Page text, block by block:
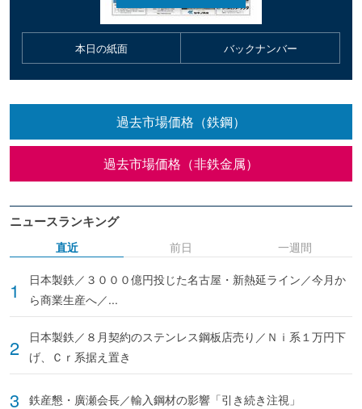
本日の紙面 バックナンバー
過去市場価格（鉄鋼）
過去市場価格（非鉄金属）
ニュースランキング
直近
日本製鉄／３０００億円投じた名古屋・新熱延ライン／今月か
ら商業生産へ／...
日本製鉄／８月契約のステンレス鋼板店売り／Ｎｉ系１万円下
げ、Ｃｒ系据え置き
鉄産懇・廣瀬会長／輸入鋼材の影響「引き続き注視」
前日 一週間